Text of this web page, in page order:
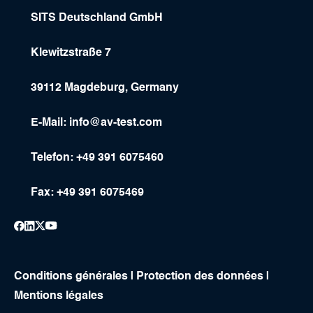
SITS Deutschland GmbH
Klewitzstraße 7
39112 Magdeburg, Germany
E-Mail: info@av-test.com
Telefon: +49 391 6075460
Fax: +49 391 6075469
Conditions générales Protection des données
Mentions légales